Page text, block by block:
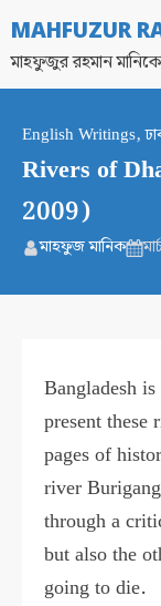
MAHFUZUR
মাহফুজুর রহমান
English Writings,
Rivers of
2009)
মাহফুজ মানিক
Bangladesh
present these
pages of
river
through a
but also the
going to die.